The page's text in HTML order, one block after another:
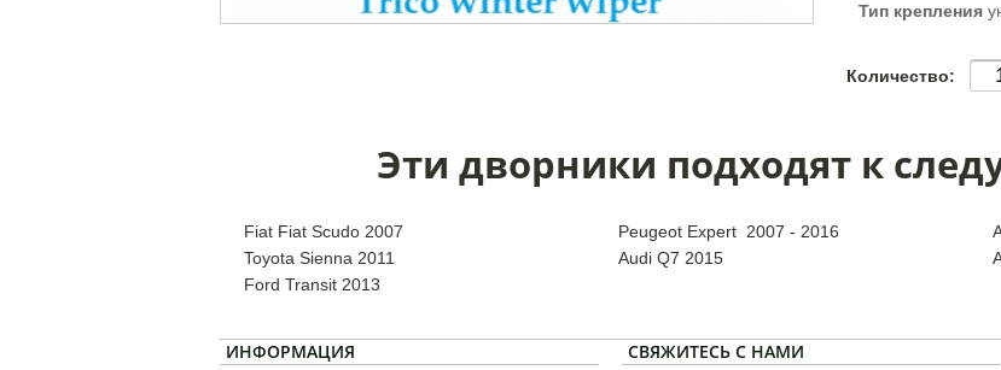
Тип крепления
Количество:
Эти дворники подходят к
Fiat Fiat Scudo 2007 Peugeot Expert 2007 - 2016
Toyota Sienna 2011
Audi Q7 2015
Ford Transit 2013
ИНФОРМАЦИЯ СВЯЖИТЕСЬ С НАМИ